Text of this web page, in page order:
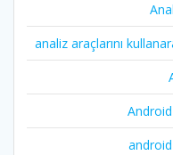
analiz araçlarını
Android